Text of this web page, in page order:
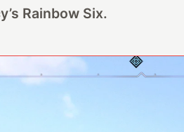
Rainbow Six.